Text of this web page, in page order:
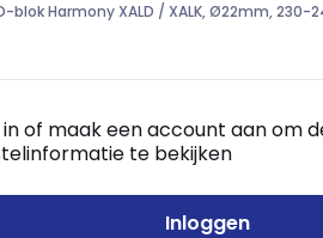
blok Harmony XALD / XALK, Ø22mm, 230-
in of maak een account aan om
te bekijken
Inloggen